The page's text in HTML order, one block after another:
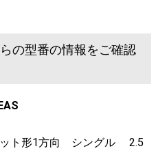
の型番の情報をご確認
ト形1方向 シングル 2.5